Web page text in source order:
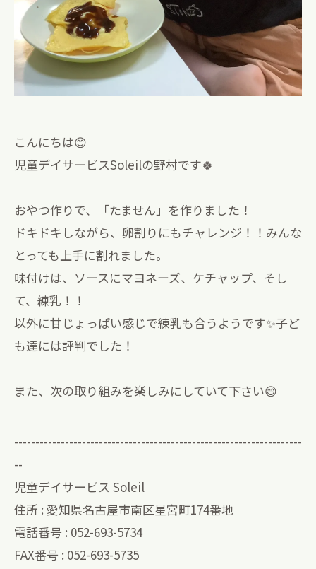
こんにちは😊
児童デイサービスSoleilの野村です🍀
おやつ作りで、「たません」を作りました！
ドキドキしながら、卵割りにもチャレンジ！！みんな
とっても上手に割れました。
味付けは、ソースにマヨネーズ、ケチャップ、そし
て、練乳！！
以外に甘じょっぱい感じで練乳も合うようです✨子ど
も達には評判でした！
また、次の取り組みを楽しみにしていて下さい😄
--------------------------------------------------------------------
--
児童デイサービス Soleil
住所 : 愛知県名古屋市南区星宮町174番地
電話番号 : 052-693-5734
FAX番号 : 052-693-5735